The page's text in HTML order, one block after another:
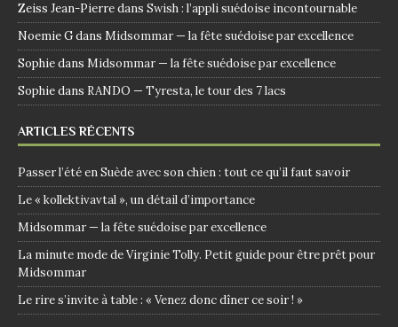
Zeiss Jean-Pierredans Swish : l’appli suédoise incontournable
Noemie Gdans Midsommar — la fête suédoise par excellence
Sophiedans Midsommar — la fête suédoise par excellence
Sophiedans RANDO — Tyresta, le tour des 7 lacs
ARTICLES RÉCENTS
Passer l’été en Suède avec son chien : tout ce qu’il faut savoir
Le « kollektivavtal », un détail d’importance
Midsommar — la fête suédoise par excellence
La minute mode de Virginie Tolly. Petit guide pour être prêt pour
Midsommar
Le rire s’invite à table : « Venez donc dîner ce soir ! »